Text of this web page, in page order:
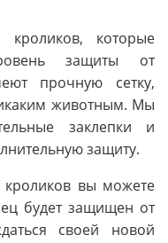
которые
защиты от
прочную сетку,
животным. Мы
заклепки и
защиту.
вы можете
будет защищен от
своей новой